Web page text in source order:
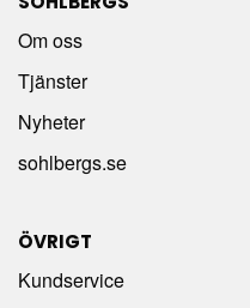
Om oss
Tjänster
Nyheter
sohlbergs.se
ÖVRIGT
Kundservice